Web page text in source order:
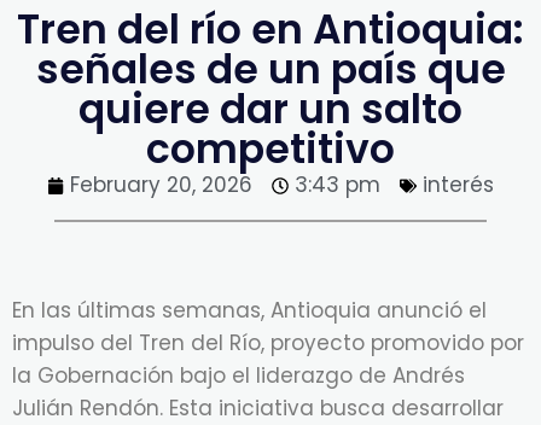
Tren del río en Antioquia:
señales de un país que
quiere dar un salto
competitivo
February 20, 2026 3:43 pm interés
En las últimas semanas, Antioquia anunció el
impulso del Tren del Río, proyecto promovido por
la Gobernación bajo el liderazgo de Andrés
Julián Rendón. Esta iniciativa busca desarrollar